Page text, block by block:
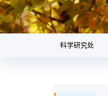
科学研究处